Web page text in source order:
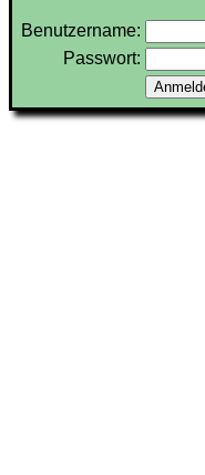
Benutzername:
Passwort: